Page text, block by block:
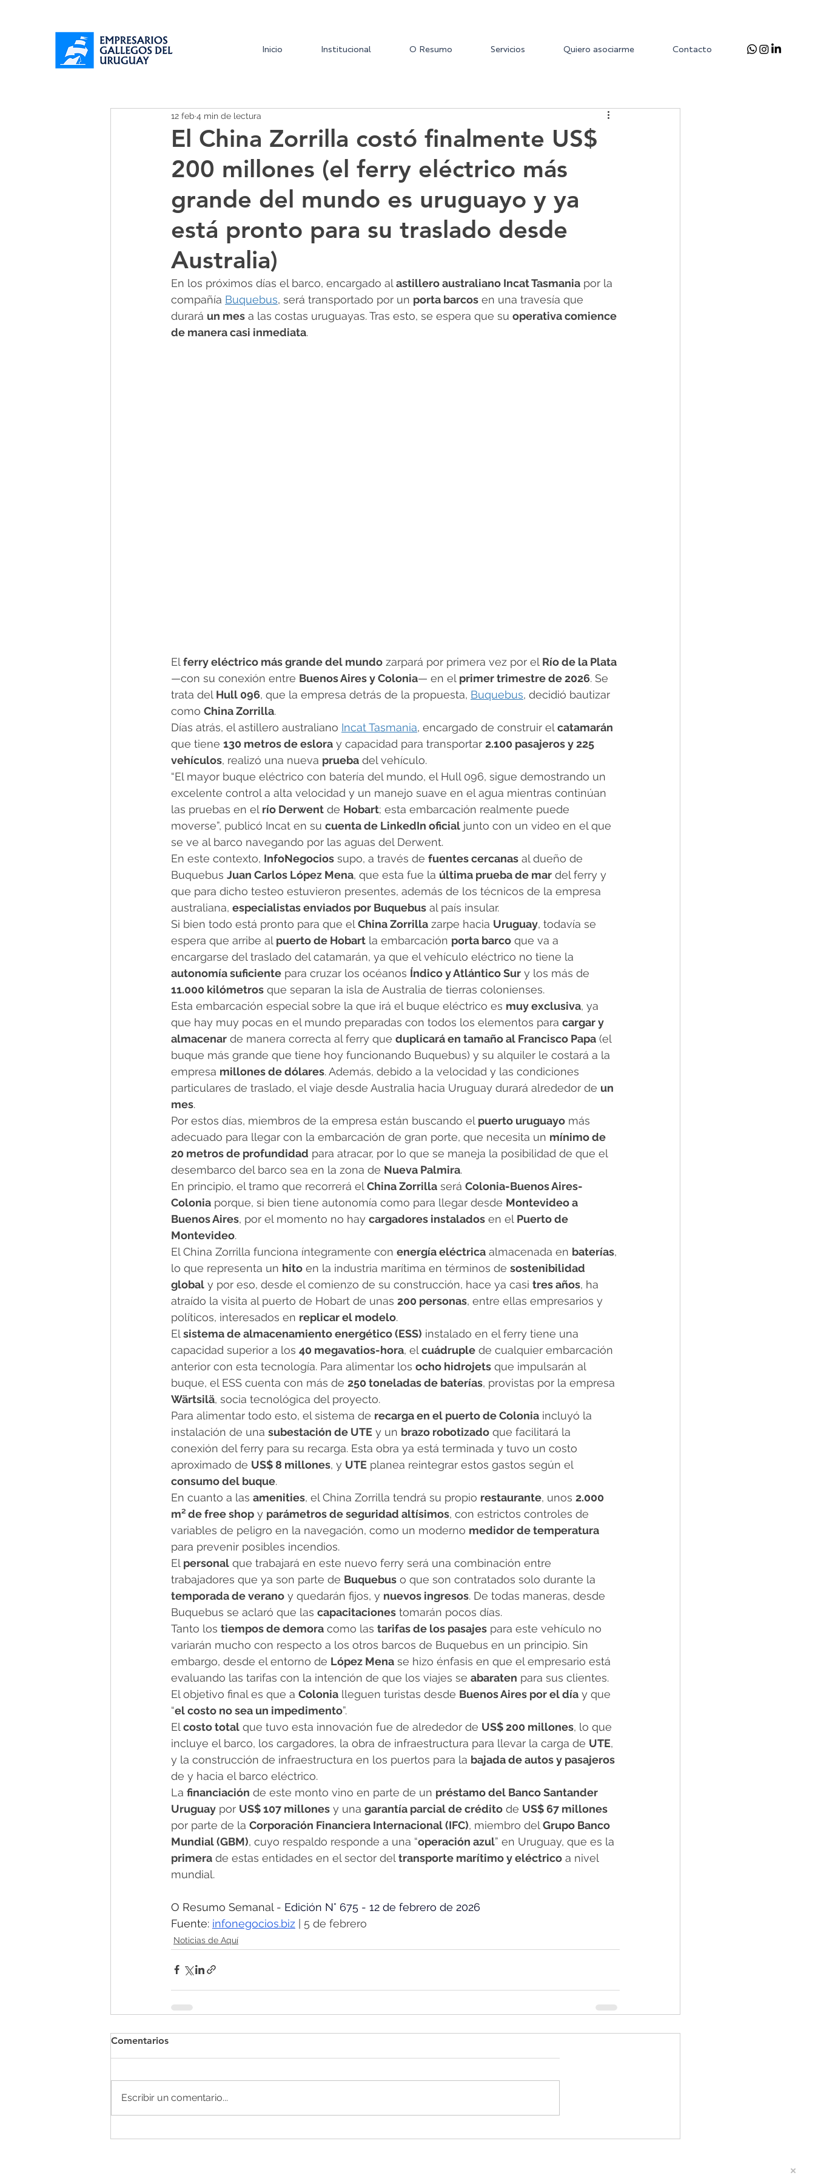
Inicio Institucional O Resumo Servicios Quiero asociarme Contacto
El China Zorrilla costó finalmente US$
200 millones (el ferry eléctrico más
grande del mundo es uruguayo y ya
está pronto para su traslado desde
Australia)
12 feb 4 min de lectura
En los próximos días el barco, encargado al astillero australiano Incat Tasmania por la
compañía Buquebus, será transportado por un porta barcos en una travesía que
durará un mes a las costas uruguayas. Tras esto, se espera que su operativa comience
de manera casi inmediata.
El ferry eléctrico más grande del mundo zarpará por primera vez por el Río de la Plata
—con su conexión entre Buenos Aires y Colonia— en el primer trimestre de 2026. Se
trata del Hull 096, que la empresa detrás de la propuesta, Buquebus, decidió bautizar
como China Zorrilla.
Días atrás, el astillero australiano Incat Tasmania, encargado de construir el catamarán
que tiene 130 metros de eslora y capacidad para transportar 2.100 pasajeros y 225
vehículos, realizó una nueva prueba del vehículo.
“El mayor buque eléctrico con batería del mundo, el Hull 096, sigue demostrando un
excelente control a alta velocidad y un manejo suave en el agua mientras continúan
las pruebas en el río Derwent de Hobart; esta embarcación realmente puede
moverse”, publicó Incat en su cuenta de LinkedIn oficial junto con un video en el que
se ve al barco navegando por las aguas del Derwent.
En este contexto, InfoNegocios supo, a través de fuentes cercanas al dueño de
Buquebus Juan Carlos López Mena, que esta fue la última prueba de mar del ferry y
que para dicho testeo estuvieron presentes, además de los técnicos de la empresa
australiana, especialistas enviados por Buquebus al país insular.
Si bien todo está pronto para que el China Zorrilla zarpe hacia Uruguay, todavía se
espera que arribe al puerto de Hobart la embarcación porta barco que va a
encargarse del traslado del catamarán, ya que el vehículo eléctrico no tiene la
autonomía suficiente para cruzar los océanos Índico y Atlántico Sur y los más de
11.000 kilómetros que separan la isla de Australia de tierras colonienses.
Esta embarcación especial sobre la que irá el buque eléctrico es muy exclusiva, ya
que hay muy pocas en el mundo preparadas con todos los elementos para cargar y
almacenar de manera correcta al ferry que duplicará en tamaño al Francisco Papa (el
buque más grande que tiene hoy funcionando Buquebus) y su alquiler le costará a la
empresa millones de dólares. Además, debido a la velocidad y las condiciones
particulares de traslado, el viaje desde Australia hacia Uruguay durará alrededor de un
mes.
Por estos días, miembros de la empresa están buscando el puerto uruguayo más
adecuado para llegar con la embarcación de gran porte, que necesita un mínimo de
20 metros de profundidad para atracar, por lo que se maneja la posibilidad de que el
desembarco del barco sea en la zona de Nueva Palmira.
En principio, el tramo que recorrerá el China Zorrilla será Colonia-Buenos Aires-
Colonia porque, si bien tiene autonomía como para llegar desde Montevideo a
Buenos Aires, por el momento no hay cargadores instalados en el Puerto de
Montevideo.
El China Zorrilla funciona íntegramente con energía eléctrica almacenada en baterías,
lo que representa un hito en la industria marítima en términos de sostenibilidad
global y por eso, desde el comienzo de su construcción, hace ya casi tres años, ha
atraído la visita al puerto de Hobart de unas 200 personas, entre ellas empresarios y
políticos, interesados en replicar el modelo.
El sistema de almacenamiento energético (ESS) instalado en el ferry tiene una
capacidad superior a los 40 megavatios-hora, el cuádruple de cualquier embarcación
anterior con esta tecnología. Para alimentar los ocho hidrojets que impulsarán al
buque, el ESS cuenta con más de 250 toneladas de baterías, provistas por la empresa
Wärtsilä, socia tecnológica del proyecto.
Para alimentar todo esto, el sistema de recarga en el puerto de Colonia incluyó la
instalación de una subestación de UTE y un brazo robotizado que facilitará la
conexión del ferry para su recarga. Esta obra ya está terminada y tuvo un costo
aproximado de US$ 8 millones, y UTE planea reintegrar estos gastos según el
consumo del buque.
En cuanto a las amenities, el China Zorrilla tendrá su propio restaurante, unos 2.000
m² de free shop y parámetros de seguridad altísimos, con estrictos controles de
variables de peligro en la navegación, como un moderno medidor de temperatura
para prevenir posibles incendios.
El personal que trabajará en este nuevo ferry será una combinación entre
trabajadores que ya son parte de Buquebus o que son contratados solo durante la
temporada de verano y quedarán fijos, y nuevos ingresos. De todas maneras, desde
Buquebus se aclaró que las capacitaciones tomarán pocos días.
Tanto los tiempos de demora como las tarifas de los pasajes para este vehículo no
variarán mucho con respecto a los otros barcos de Buquebus en un principio. Sin
embargo, desde el entorno de López Mena se hizo énfasis en que el empresario está
evaluando las tarifas con la intención de que los viajes se abaraten para sus clientes.
El objetivo final es que a Colonia lleguen turistas desde Buenos Aires por el día y que
“el costo no sea un impedimento”.
El costo total que tuvo esta innovación fue de alrededor de US$ 200 millones, lo que
incluye el barco, los cargadores, la obra de infraestructura para llevar la carga de UTE,
y la construcción de infraestructura en los puertos para la bajada de autos y pasajeros
de y hacia el barco eléctrico.
La financiación de este monto vino en parte de un préstamo del Banco Santander
Uruguay por US$ 107 millones y una garantía parcial de crédito de US$ 67 millones
por parte de la Corporación Financiera Internacional (IFC), miembro del Grupo Banco
Mundial (GBM), cuyo respaldo responde a una “operación azul” en Uruguay, que es la
primera de estas entidades en el sector del transporte marítimo y eléctrico a nivel
mundial.
O Resumo Semanal - Edición N° 675 - 12 de febrero de 2026
Fuente: infonegocios.biz | 5 de febrero
Noticias de Aquí
Comentarios
Escribir un comentario...